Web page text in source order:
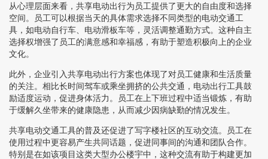
从心理层面来看，共享电动出行为员工提供了更大的自由度和选择
空间。员工可以根据当天的具体需求选择不同类型的电动交通工
具，如电动自行车、电动滑板车等，灵活调整通勤方式。这种自主
选择权增强了员工的满意感和幸福感，有助于塑造积极向上的企业
文化。
此外，企业引入共享电动出行方案也体现了对员工健康和生活质量
的关注。相比长时间驾车或乘坐拥挤的公共交通，电动出行工具鼓
励适度运动，促进身体活力。员工在上下班过程中适当锻炼，有助
于缓解久坐带来的健康隐患，从而减少因病缺勤的情况发生。
共享电动交通工具的普及还促进了写字楼社区的互动交流。员工在
使用过程中更容易产生共同话题，促进同事间的沟通和团队合作。
特别是在如该项目这类大型办公楼宇中，这种交流有助于构建更加